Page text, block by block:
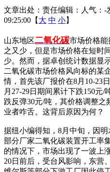
文章出处： 责任编辑： 人气： -
09:25:00【 大 中 小】
山东地区二氧化碳市场价格
之又少，但是市场价格在短时
少。然而，据卓创统计数据显
二氧化碳市场价格风向标的某
情，首先该厂报价在8月10-23
月27-29日期间累计下跌150元/
跌反弹30元/吨，其价格调整
业者咋舌。这背后原因为何？
据纽小编得知，8月中旬，因
部分厂家二氧化碳装置开工率
的情况下，市场出现了一波上
20日前后，受台风影响，东营